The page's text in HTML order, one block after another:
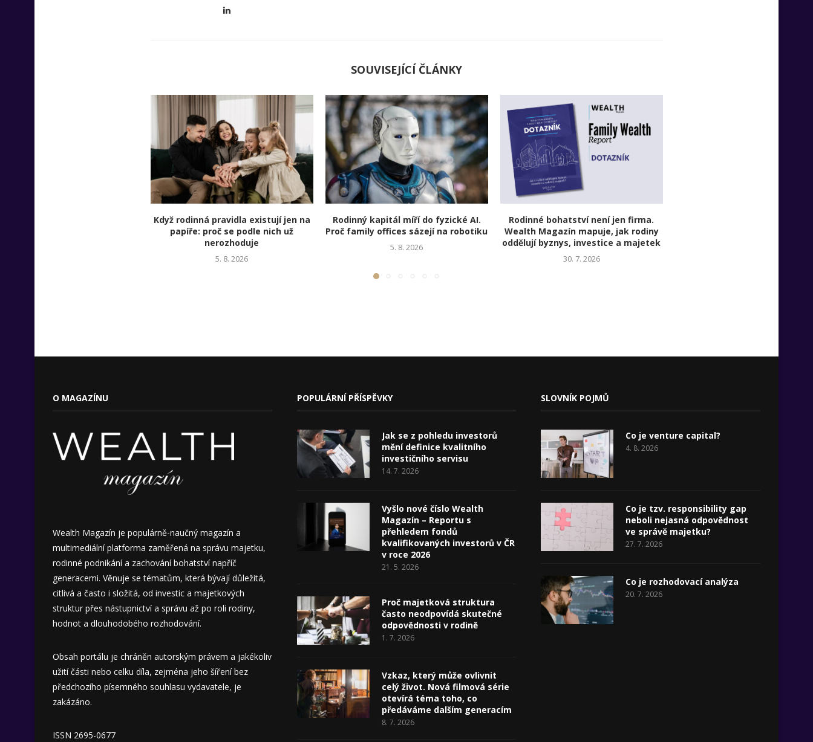
SOUVISEJÍCÍ ČLÁNKY
Když rodinná pravidla existují jen na
papíře: proč se podle nich už
nerozhoduje
5. 8. 2026
Rodinný kapitál míří do fyzické AI.
Proč family offices sázejí na robotiku
5. 8. 2026
Rodinné bohatství není jen firma.
Wealth Magazín mapuje, jak rodiny
oddělují byznys, investice a majetek
30. 7. 2026
O MAGAZÍNU
Wealth Magazín je populárně-naučný magazín a
multimediální platforma zaměřená na správu majetku,
rodinné podnikání a zachování bohatství napříč
generacemi. Věnuje se tématům, která bývají důležitá,
citlivá a často i složitá, od investic a majetkových
struktur přes nástupnictví a správu až po roli rodiny,
hodnot a dlouhodobého rozhodování.
Obsah portálu je chráněn autorským právem a jakékoliv
užití části nebo celku díla, zejména jeho šíření bez
předchozího písemného souhlasu vydavatele, je
zakázáno.
ISSN 2695-0677
POPULÁRNÍ PŘÍSPĚVKY
Jak se z pohledu investorů
mění definice kvalitního
investičního servisu
14. 7. 2026
Vyšlo nové číslo Wealth
Magazín – Reportu s
přehledem fondů
kvalifikovaných investorů v ČR
v roce 2026
21. 5. 2026
Proč majetková struktura
často neodpovídá skutečné
odpovědnosti v rodině
1. 7. 2026
Vzkaz, který může ovlivnit
celý život. Nová filmová série
otevírá téma toho, co
předáváme dalším generacím
8. 7. 2026
SLOVNÍK POJMŮ
Co je venture capital?
4. 8. 2026
Co je tzv. responsibility gap
neboli nejasná odpovědnost
ve správě majetku?
27. 7. 2026
Co je rozhodovací analýza
20. 7. 2026